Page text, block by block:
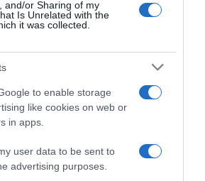
and/or Sharing of my
Is Unrelated with the
it was collected.
to enable storage
like cookies on web or
in apps.
user data to be sent to
advertising purposes.
η Παλαιά Παραλιακή
– Θωρακίζεται η περιοχή
φαινόμενα
σύμβαση για τα συστήματα
στο νέο Διεθνές
– Αναμένεται να
τον Νοέμβριο του